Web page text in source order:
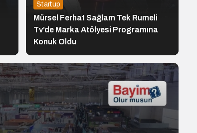
Startup
Mürsel Ferhat Sağlam Tek Rumeli
Tv’de Marka Atölyesi Programına
Konuk Oldu